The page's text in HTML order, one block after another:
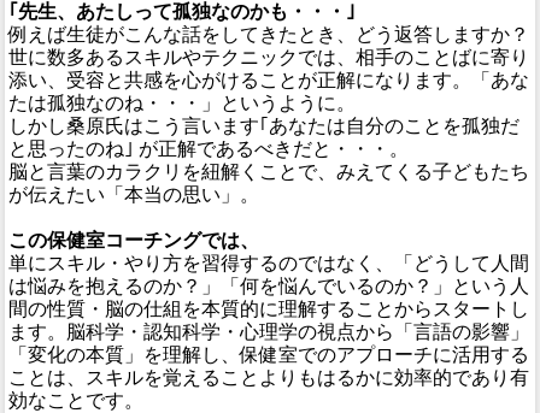
｢先生、あたしって孤独なのかも・・・｣
例えば生徒がこんな話をしてきたとき、どう返答しますか？
世に数多あるスキルやテクニックでは、相手のことばに寄り
添い、受容と共感を心がけることが正解になります。「あな
たは孤独なのね・・・」というように。
しかし桑原氏はこう言います｢あなたは自分のことを孤独だ
と思ったのね｣ が正解であるべきだと・・・。
脳と言葉のカラクリを紐解くことで、みえてくる子どもたち
が伝えたい「本当の思い」。
この保健室コーチングでは、
単にスキル・やり方を習得するのではなく、「どうして人間
は悩みを抱えるのか？」「何を悩んでいるのか？」という人
間の性質・脳の仕組を本質的に理解することからスタートし
ます。脳科学・認知科学・心理学の視点から「言語の影響」
「変化の本質」を理解し、保健室でのアプローチに活用する
ことは、スキルを覚えることよりもはるかに効率的であり有
効なことです。